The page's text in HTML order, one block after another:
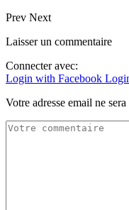
Prev Next
Laisser un commentaire
Connecter avec:
Login with Facebook
Votre adresse email ne